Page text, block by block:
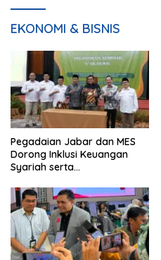
EKONOMI & BISNIS
Pegadaian Jabar dan MES
Dorong Inklusi Keuangan
Syariah serta